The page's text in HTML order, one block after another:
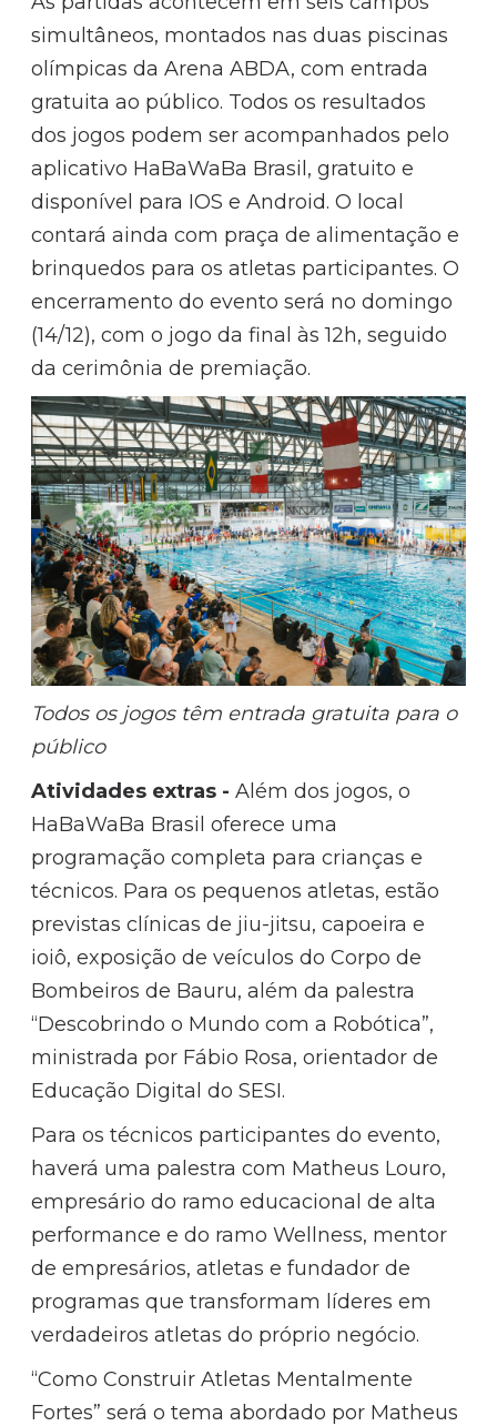
simultâneos, montados nas duas piscinas
olímpicas da Arena ABDA, com entrada
gratuita ao público. Todos os resultados
dos jogos podem ser acompanhados pelo
aplicativo HaBaWaBa Brasil, gratuito e
disponível para IOS e Android. O local
contará ainda com praça de alimentação e
brinquedos para os atletas participantes. O
encerramento do evento será no domingo
(14/12), com o jogo da final às 12h, seguido
da cerimônia de premiação.
Todos os jogos têm entrada gratuita para o
público
Atividades extras -Além dos jogos, o
HaBaWaBa Brasil oferece uma
programação completa para crianças e
técnicos. Para os pequenos atletas, estão
previstas clínicas de jiu-jitsu, capoeira e
ioiô, exposição de veículos do Corpo de
Bombeiros de Bauru, além da palestra
“Descobrindo o Mundo com a Robótica”,
ministrada por Fábio Rosa, orientador de
Educação Digital do SESI.
Para os técnicos participantes do evento,
haverá uma palestra com Matheus Louro,
empresário do ramo educacional de alta
performance e do ramo Wellness, mentor
de empresários, atletas e fundador de
programas que transformam líderes em
verdadeiros atletas do próprio negócio.
“Como Construir Atletas Mentalmente
Fortes” será o tema abordado por Matheus